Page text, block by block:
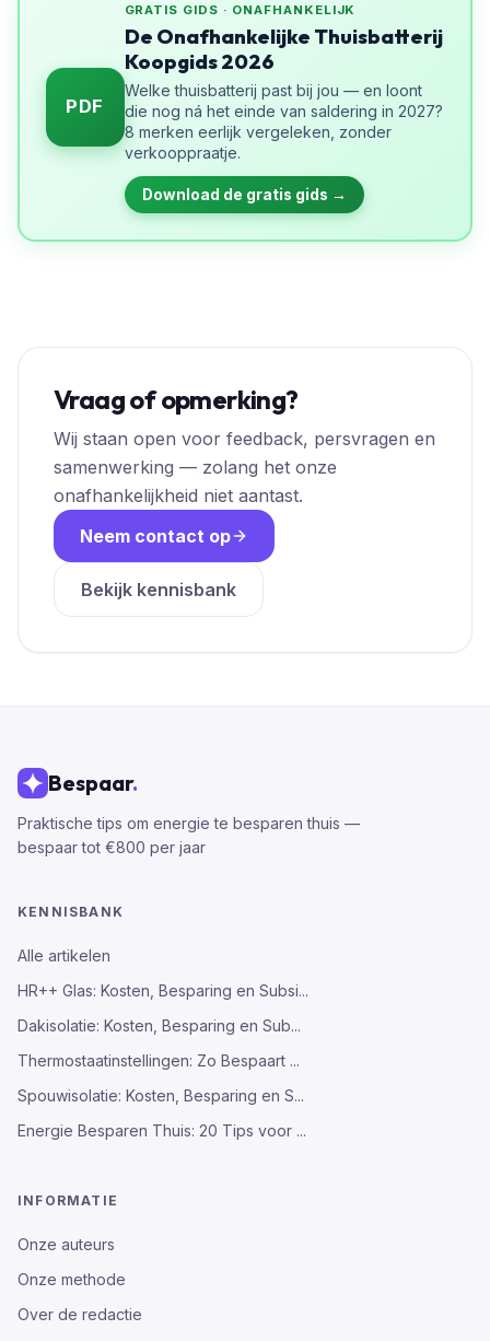
PDF
GRATIS GIDS · ONAFHANKELIJK
De Onafhankelijke Thuisbatterij
Koopgids 2026
Welke thuisbatterij past bij jou — en loont
die nog ná het einde van saldering in 2027?
8 merken eerlijk vergeleken, zonder
verkooppraatje.
Download de gratis gids →
Vraag of opmerking?
Wij staan open voor feedback, persvragen en
samenwerking — zolang het onze
onafhankelijkheid niet aantast.
Neem contact op
Bekijk kennisbank
Bespaar.
Praktische tips om energie te besparen thuis —
bespaar tot €800 per jaar
KENNISBANK
Alle artikelen
HR++ Glas: Kosten, Besparing en Subsi...
Dakisolatie: Kosten, Besparing en Sub...
Thermostaatinstellingen: Zo Bespaart ...
Spouwisolatie: Kosten, Besparing en S...
Energie Besparen Thuis: 20 Tips voor ...
INFORMATIE
Onze auteurs
Onze methode
Over de redactie